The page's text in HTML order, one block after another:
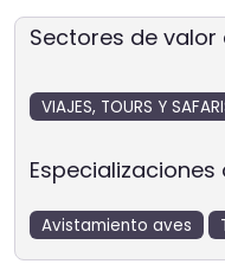
Sectores de
VIAJES, TOURS Y
Avistamiento aves